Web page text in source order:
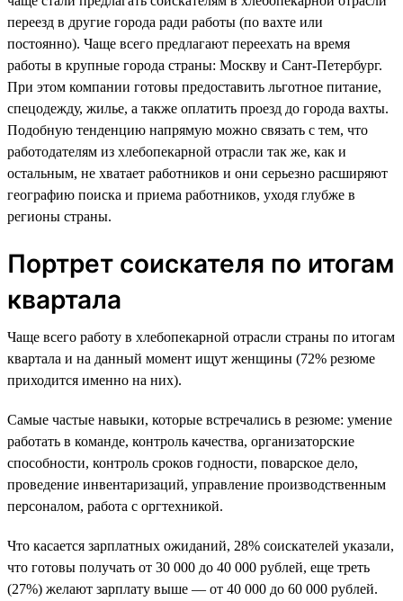
переезд в другие города ради работы (по вахте или
постоянно). Чаще всего предлагают переехать на время
работы в крупные города страны: Москву и Сант-Петербург.
При этом компании готовы предоставить льготное питание,
спецодежду, жилье, а также оплатить проезд до города вахты.
Подобную тенденцию напрямую можно связать с тем, что
работодателям из хлебопекарной отрасли так же, как и
остальным, не хватает работников и они серьезно расширяют
географию поиска и приема работников, уходя глубже в
регионы страны.
Портрет соискателя по итогам
квартала
Чаще всего работу в хлебопекарной отрасли страны по итогам
квартала и на данный момент ищут женщины (72% резюме
приходится именно на них).
Самые частые навыки, которые встречались в резюме: умение
работать в команде, контроль качества, организаторские
способности, контроль сроков годности, поварское дело,
проведение инвентаризаций, управление производственным
персоналом, работа с оргтехникой.
Что касается зарплатных ожиданий, 28% соискателей указали,
что готовы получать от 30 000 до 40 000 рублей, еще треть
(27%) желают зарплату выше — от 40 000 до 60 000 рублей.